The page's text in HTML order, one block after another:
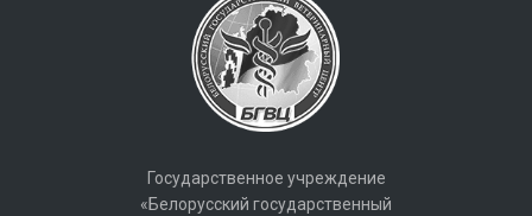
Государственное учреждение
«Белорусский государственный